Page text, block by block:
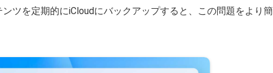
ツを定期的にiCloudにバックアップすると、この問題をより簡